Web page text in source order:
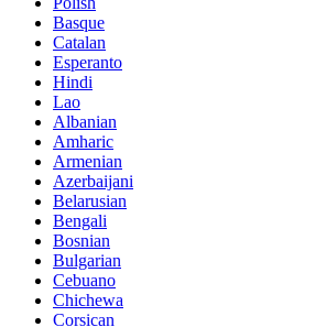
Basque
Catalan
Esperanto
Hindi
Lao
Albanian
Amharic
Armenian
Azerbaijani
Belarusian
Bengali
Bosnian
Bulgarian
Cebuano
Chichewa
Corsican